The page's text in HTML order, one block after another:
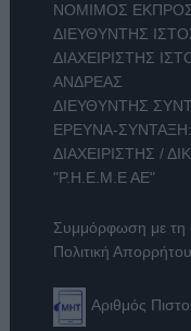
ΝΟΜΙΜΟΣ
ΔΙΕΥΘΥΝΤΗΣ
ΔΙΑΧΕΙΡΙΣΤΗΣ
ΑΝΔΡΕΑΣ
ΔΙΕΥΘΥΝΤΗΣ
ΕΡΕΥΝΑ-
ΔΙΑΧΕΙΡΙΣΤΗΣ /
"Ρ.Η.Ε.Μ.Ε ΑΕ"
Συμμόρφωση με
Πολιτική Απορρήτου
Αριθμός